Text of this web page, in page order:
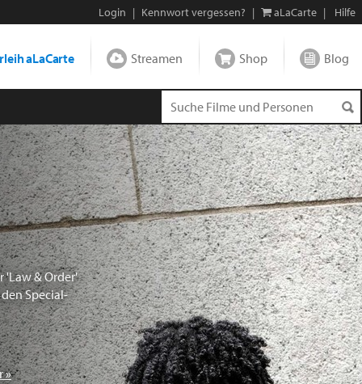
Login | Kennwort vergessen? | aLaCarte | Hilfe
aLaCarte Streamen Shop Blog
'Law & Order'
Special-
»